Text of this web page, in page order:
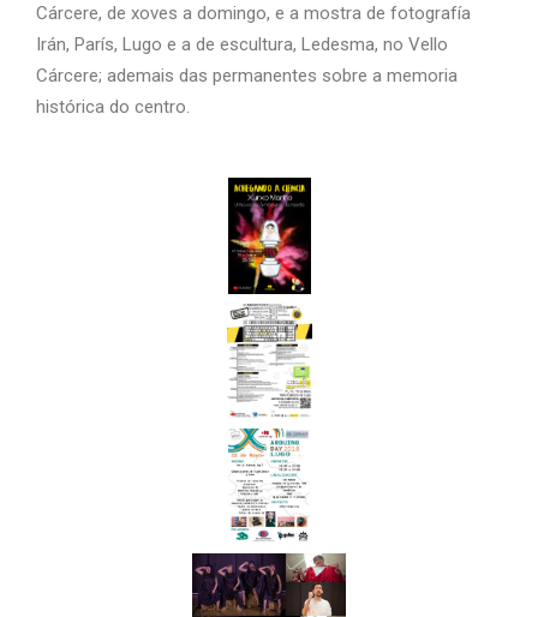
Cárcere, de xoves a domingo, e a mostra de fotografía
Irán, París, Lugo e a de escultura, Ledesma, no Vello
Cárcere; ademais das permanentes sobre a memoria
histórica do centro.